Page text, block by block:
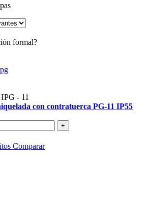
formal?
- 11
con contratuerca PG-11 IP55
+
Comparar